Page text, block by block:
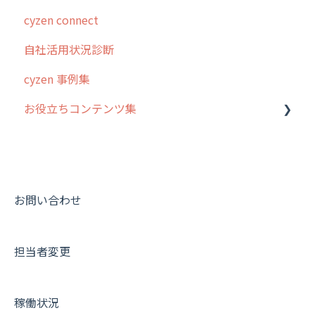
報告閲覧
予定
日報
履歴
パフォーマンス
お知らせ
予定管理
スポット
ステータス・主観
報告書・行動種別
活動通知
商品
スポット・ステータス関連オプション
交通費自動計算
安全走行支援
写真管理・高画質化
その他オプション
契約・その他
ログインについて
グループ・ユーザーについて
GPS・位置情報 について
ルート自動記録 について
報告書について
メンバー画面について
cyzen connect
自社活用状況診断
cyzen 事例集
お役立ちコンテンツ集
動画集：共通
お問い合わせ
担当者変更
稼働状況